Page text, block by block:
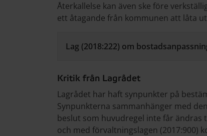
Återkallelse kan även ske före
ett åtagande från kommunen att låta
Lag (2018:222) om
Kritik från Lagrådet
Lagrådet har haft synpunkter på
Synpunkterna sammanhänger med
beslut som huvudregel inte får ändras
och med förvaltningslagen (2017:900)